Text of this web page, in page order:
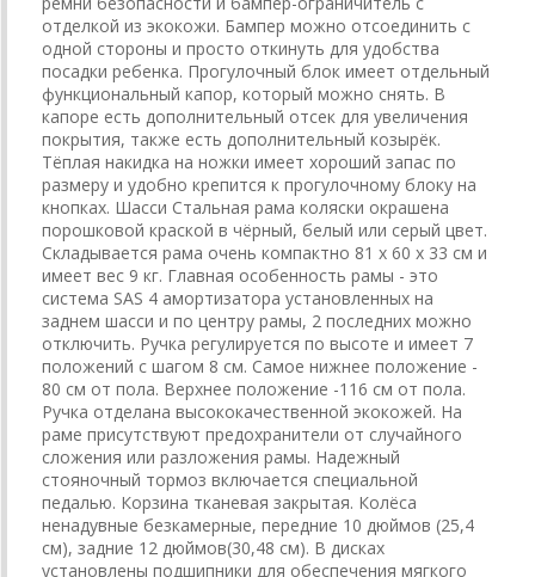
отделкой из экокожи. Бампер можно отсоединить с
одной стороны и просто откинуть для удобства
посадки ребенка. Прогулочный блок имеет отдельный
функциональный капор, который можно снять. В
капоре есть дополнительный отсек для увеличения
покрытия, также есть дополнительный козырёк.
Тёплая накидка на ножки имеет хороший запас по
размеру и удобно крепится к прогулочному блоку на
кнопках. Шасси Стальная рама коляски окрашена
порошковой краской в чёрный, белый или серый цвет.
Складывается рама очень компактно 81 х 60 х 33 см и
имеет вес 9 кг. Главная особенность рамы - это
система SAS 4 амортизатора установленных на
заднем шасси и по центру рамы, 2 последних можно
отключить. Ручка регулируется по высоте и имеет 7
положений с шагом 8 см. Самое нижнее положение -
80 см от пола. Верхнее положение -116 см от пола.
Ручка отделана высококачественной экокожей. На
раме присутствуют предохранители от случайного
сложения или разложения рамы. Надежный
стояночный тормоз включается специальной
педалью. Корзина тканевая закрытая. Колёса
ненадувные безкамерные, передние 10 дюймов (25,4
см), задние 12 дюймов(30,48 см). В дисках
установлены подшипники для обеспечения мягкого